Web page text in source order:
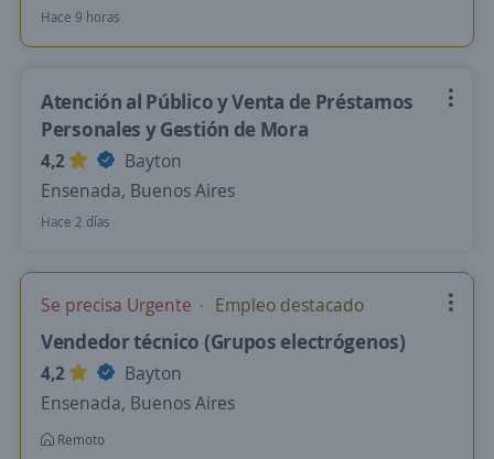
Hace 9 horas
Atención al Público y Venta de Préstamos
Personales y Gestión de Mora
4,2
Bayton
Ensenada, Buenos Aires
Hace 2 días
Se precisa Urgente Empleo destacado
Vendedor técnico (Grupos electrógenos)
4,2
Bayton
Ensenada, Buenos Aires
Remoto